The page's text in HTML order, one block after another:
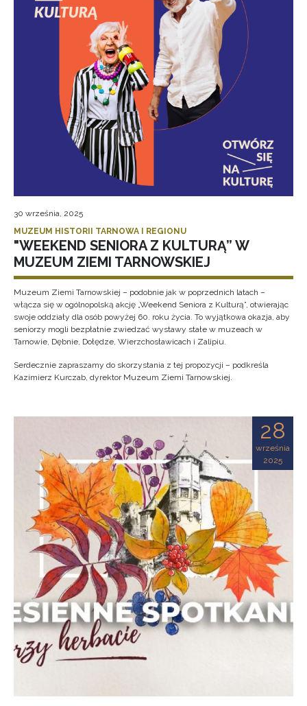
30 września, 2025
MUZEUM HISTORII TARNOWA I REGIONU
"WEEKEND SENIORA Z KULTURĄ” W
MUZEUM ZIEMI TARNOWSKIEJ
Muzeum Ziemi Tarnowskiej – podobnie jak w poprzednich latach –
włącza się w ogólnopolską akcję „Weekend Seniora z Kulturą”, otwierając
swoje oddziały dla osób powyżej 60. roku życia. To wyjątkowa okazja, aby
seniorzy mogli bezpłatnie zwiedzać wystawy stałe w muzeach w
Tarnowie, Dębnie, Dołędze, Wierzchosławicach i Zalipiu.
Serdecznie zapraszamy do skorzystania z tej propozycji – podkreśla
Kazimierz Kurczab, dyrektor Muzeum Ziemi Tarnowskiej.
28
września
2025